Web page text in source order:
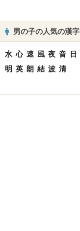
男の子の人気の漢字
水 心 速 風 夜 音 日
明 英 朗 結 波 清